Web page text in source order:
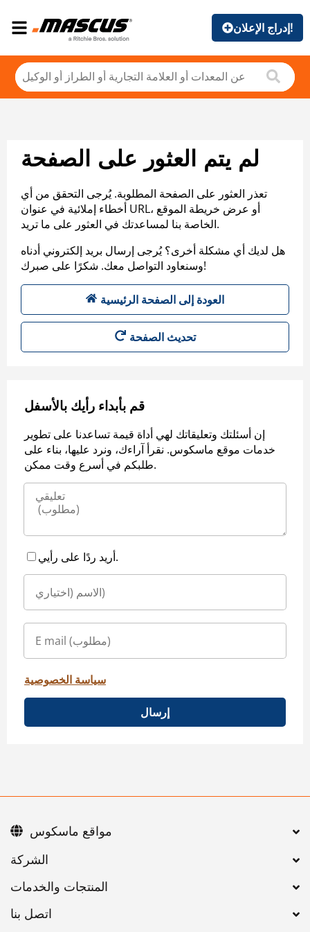
إدراج الإعلان!
لم يتم العثور على الصفحة
تعذر العثور على الصفحة المطلوبة. يُرجى التحقق من أي
أخطاء إملائية في عنوان URL، أو عرض خريطة الموقع
الخاصة بنا لمساعدتك في العثور على ما تريد.
هل لديك أي مشكلة أخرى؟ يُرجى إرسال بريد إلكتروني أدناه
وسنعاود التواصل معك. شكرًا على صبرك!
العودة إلى الصفحة الرئيسية
تحديث الصفحة
قم بأبداء رأيك بالأسفل
إن أسئلتك وتعليقاتك لهي أداة قيمة تساعدنا على تطوير
خدمات موقع ماسكوس. نقرأ آراءك، ونرد عليها، بناء على
طلبكم في أسرع وقت ممكن.
أريد ردًا على رأيي.
سياسة الخصوصية
إرسال
اتصل بنا
مواقع ماسكوس